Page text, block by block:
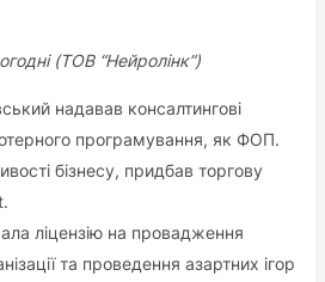
(ТОВ “Нейролінк”)
надавав консалтингові
програмування, як ФОП.
бізнесу, придбав торгову
ліцензію на провадження
та проведення азартних ігор